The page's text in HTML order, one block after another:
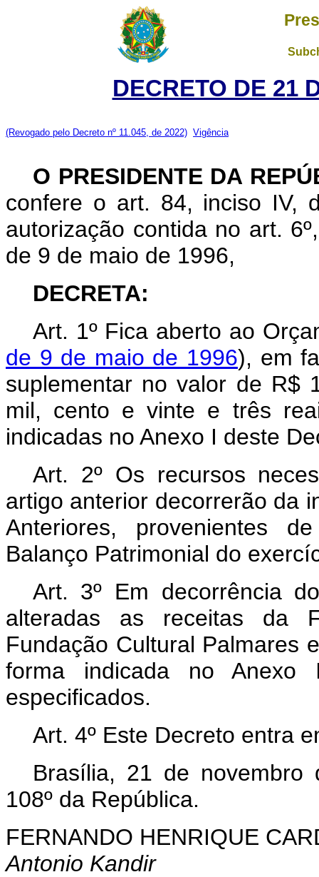
DECRETO DE 21
(Revogado pelo Decreto nº 11.045, de 2022) Vigência
O PRESIDENTE DA
confere o art. 84, inciso IV,
autorização contida no art.
de 9 de maio de 1996,
DECRETA:
Art. 1º Fica aberto ao
de 9 de maio de 1996), em
suplementar no valor de R$
mil, cento e vinte e três
indicadas no Anexo I deste
Art. 2º Os recursos
artigo anterior decorrerão da
Anteriores, provenientes
Balanço Patrimonial do
Art. 3º Em decorrência
alteradas as receitas da
Fundação Cultural Palmares
forma indicada no Anexo
especificados.
Art. 4º Este Decreto entra
Brasília, 21 de novembro
108º da República.
FERNANDO HENRIQUE
Antonio Kandir